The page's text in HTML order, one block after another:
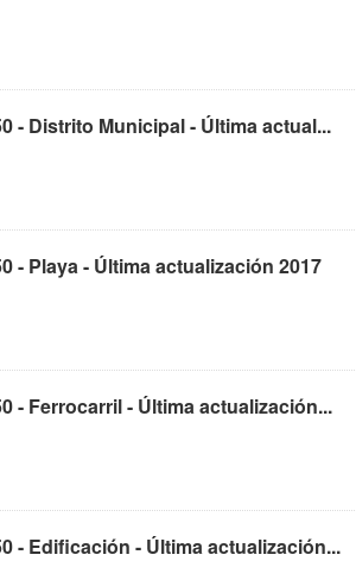
- Distrito Municipal - Última actual...
- Playa - Última actualización 2017
- Ferrocarril - Última actualización...
- Edificación - Última actualización...